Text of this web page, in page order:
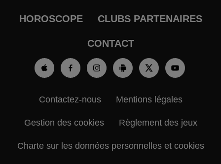
HOROSCOPE CLUBS PARTENAIRES
CONTACT
Contactez-nous Mentions légales
Gestion des cookies Règlement des jeux
Charte sur les données personnelles et cookies